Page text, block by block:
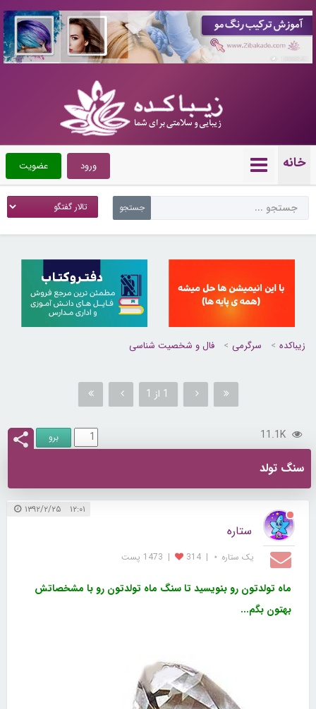
خانه عضویت ورود
زیباکده سرگرمی فال و شخصیت شناسی
1 از 1
11.1K
سنگ تولد
۱۲:۰۱ ۱۳۹۲/۲/۲۵
ستاره
یک ستاره ⋆ |
314
| 1473 پست
ماه تولدتون رو بنویسید تا سنگ ماه تولدتون رو با مشخصاتش
بهتون بگم...